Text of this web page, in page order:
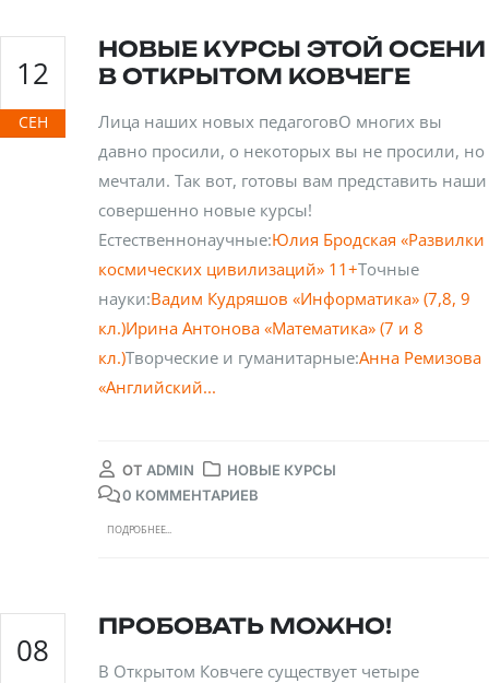
12
СЕН
НОВЫЕ КУРСЫ ЭТОЙ ОСЕНИ
В ОТКРЫТОМ КОВЧЕГЕ
Лица наших новых педагоговО многих вы
давно просили, о некоторых вы не просили, но
мечтали. Так вот, готовы вам представить наши
совершенно новые курсы!
Естественнонаучные:Юлия Бродская «Развилки
космических цивилизаций» 11+Точные
науки:Вадим Кудряшов «Информатика» (7,8, 9
кл.)Ирина Антонова «Математика» (7 и 8
кл.)Творческие и гуманитарные:Анна Ремизова
«Английский...
ОТ ADMIN
НОВЫЕ КУРСЫ
0 КОММЕНТАРИЕВ
ПОДРОБНЕЕ...
08
ПРОБОВАТЬ МОЖНО!
В Открытом Ковчеге существует четыре